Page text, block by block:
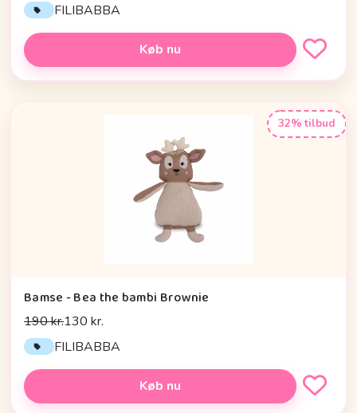
FILIBABBA
Køb nu
32% tilbud
Bamse - Bea the bambi Brownie
190 kr.130 kr.
FILIBABBA
Køb nu